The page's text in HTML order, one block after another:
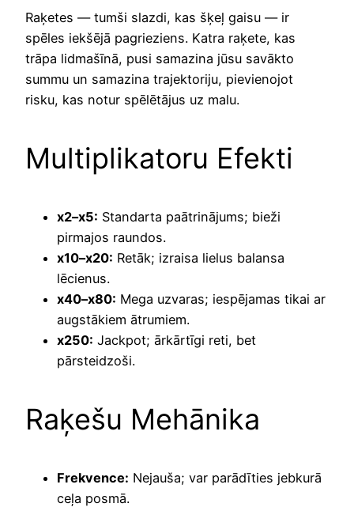
Raķetes — tumši slazdi, kas šķeļ gaisu — ir
spēles iekšējā pagrieziens. Katra raķete, kas
trāpa lidmašīnā, pusi samazina jūsu savākto
summu un samazina trajektoriju, pievienojot
risku, kas notur spēlētājus uz malu.
Multiplikatoru Efekti
x2–x5: Standarta paātrinājums; bieži
pirmajos raundos.
x10–x20: Retāk; izraisa lielus balansa
lēcienus.
x40–x80: Mega uzvaras; iespējamas tikai ar
augstākiem ātrumiem.
x250: Jackpot; ārkārtīgi reti, bet
pārsteidzoši.
Raķešu Mehānika
Frekvence: Nejauša; var parādīties jebkurā
ceļa posmā.